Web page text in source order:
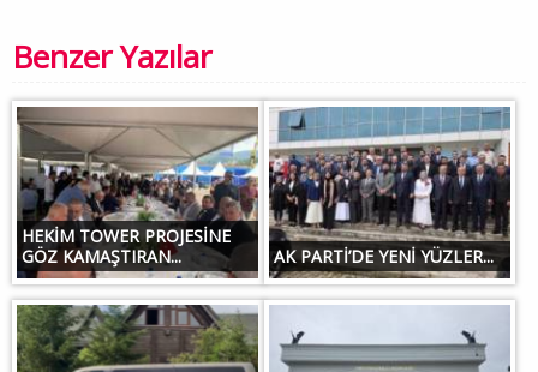
Benzer Yazılar
HEKİM TOWER PROJESİNE
GÖZ KAMAŞTIRAN...
AK PARTİ’DE YENİ YÜZLER...